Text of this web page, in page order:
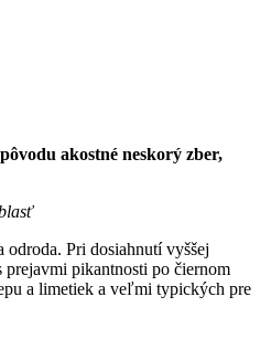
akostné neskorý zber,
odroda. Pri dosiahnutí vyššej
pikantnosti po čiernom
a limetiek a veľmi typických pre